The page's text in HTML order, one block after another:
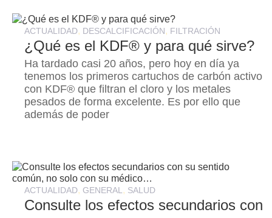
ACTUALIDAD, DESCALCIFICACIÓN, FILTRACIÓN
¿Qué es el KDF® y para qué sirve?
Ha tardado casi 20 años, pero hoy en día ya
tenemos los primeros cartuchos de carbón activo
con KDF® que filtran el cloro y los metales
pesados de forma excelente. Es por ello que
además de poder
ACTUALIDAD, GENERAL , SALUD
Consulte los efectos secundarios con